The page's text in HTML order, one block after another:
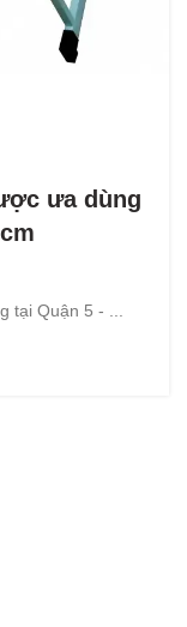
ưa dùng
tại Quận 5 - ...